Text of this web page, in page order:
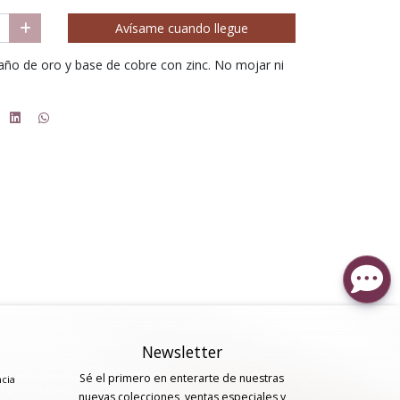
Avísame cuando llegue
de oro y base de cobre con zinc. No mojar ni
Newsletter
Sé el primero en enterarte de nuestras
nuevas colecciones, ventas especiales y